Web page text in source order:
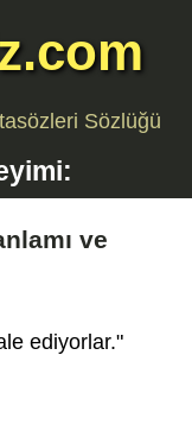
Sözlüğü
ve
ediyorlar."